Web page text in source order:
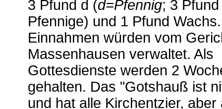
3 Pfund d (d=Pfennig; 3
Pfennige) und 1 Pfund
Einnahmen würden vom
Massenhausen verwaltet. Als
Gottesdienste werden 2
gehalten. Das "Gotshauß ist
und hat alle Kirchentzier, aber